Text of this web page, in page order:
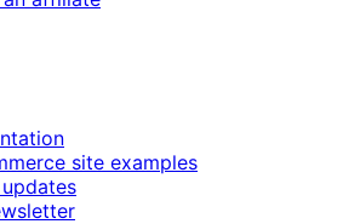
site examples